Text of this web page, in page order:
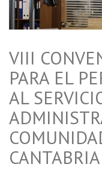
VIII
PARA EL
AL
CANTABRIA